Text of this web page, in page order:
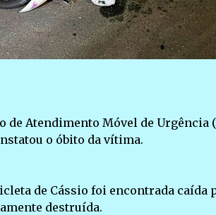
de Atendimento Móvel de Urgência
o óbito da vítima.
de Cássio foi encontrada
destruída.